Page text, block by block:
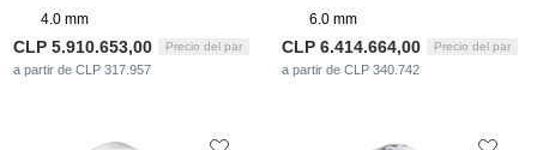
4.0 mm
CLP 5.910.653,00 Precio del par
a partir de CLP 317.957
6.0 mm
CLP 6.414.664,00 Precio del par
a partir de CLP 340.742